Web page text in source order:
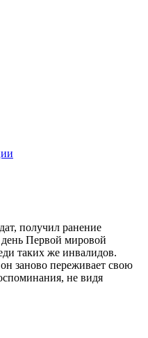
получил ранение
Первой мировой
таких же инвалидов.
заново переживает свою
не видя